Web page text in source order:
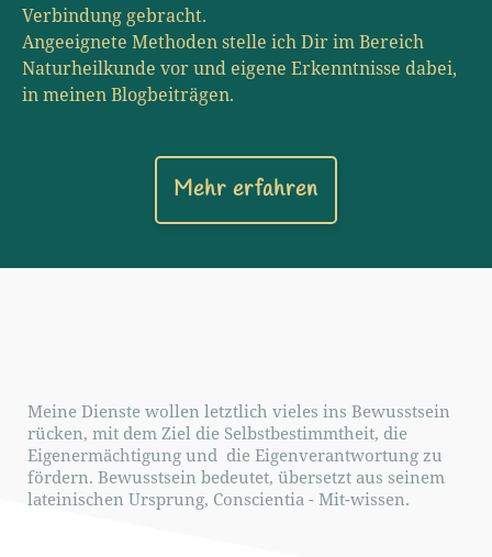
Verbindung gebracht.
Angeeignete Methoden stelle ich Dir im Bereich
Naturheilkunde vor und eigene Erkenntnisse dabei,
in meinen Blogbeiträgen.
Mehr erfahren
Meine Dienste wollen letztlich vieles ins Bewusstsein
rücken, mit dem Ziel die Selbstbestimmtheit, die
Eigenermächtigung und die Eigenverantwortung zu
fördern. Bewusstsein bedeutet, übersetzt aus seinem
lateinischen Ursprung, Conscientia - Mit-wissen.